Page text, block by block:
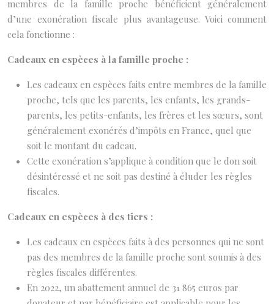
membres de la famille proche bénéficient généralement
d’une exonération fiscale plus avantageuse. Voici comment
cela fonctionne :
Cadeaux en espèces à la famille proche :
Les cadeaux en espèces faits entre membres de la famille
proche, tels que les parents, les enfants, les grands-
parents, les petits-enfants, les frères et les sœurs, sont
généralement exonérés d’impôts en France, quel que
soit le montant du cadeau.
Cette exonération s’applique à condition que le don soit
désintéressé et ne soit pas destiné à éluder les règles
fiscales.
Cadeaux en espèces à des tiers :
Les cadeaux en espèces faits à des personnes qui ne sont
pas des membres de la famille proche sont soumis à des
règles fiscales différentes.
En 2022, un abattement annuel de 31 865 euros par